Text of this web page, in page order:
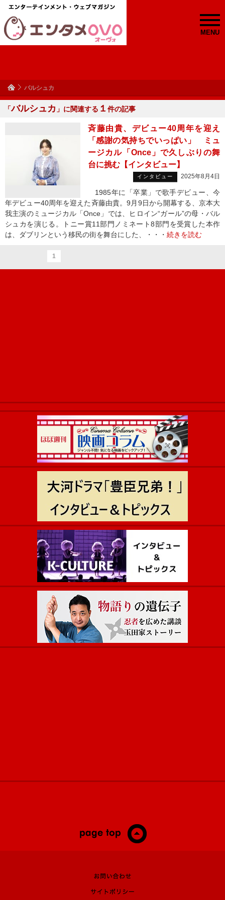
MENU
バルシュカ
「バルシュカ 」に関連する １ 件の記事
斉藤由貴、デビュー40周年を迎え
「感謝の気持ちでいっぱい」 ミュ
ージカル「Once」で久しぶりの舞
台に挑む【インタビュー】
インタビュー 2025年8月4日
1985年に「卒業」で歌手デビュー、今
年デビュー40周年を迎えた斉藤由貴。9月9日から開幕する、京本大
我主演のミュージカル「Once」では、ヒロイン“ガール”の母・バル
シュカを演じる。トニー賞11部門ノミネート8部門を受賞した本作
は、ダブリンという移民の街を舞台にした、・・・ 続きを読む
1